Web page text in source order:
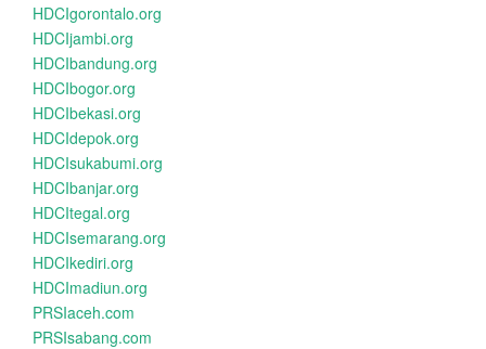
HDCIgorontalo.org
HDCIjambi.org
HDCIbandung.org
HDCIbogor.org
HDCIbekasi.org
HDCIdepok.org
HDCIsukabumi.org
HDCIbanjar.org
HDCItegal.org
HDCIsemarang.org
HDCIkediri.org
HDCImadiun.org
PRSIaceh.com
PRSIsabang.com